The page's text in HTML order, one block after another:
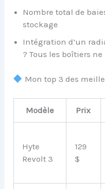
Nombre total de
stockage
Intégration d’un
? Tous les boîtiers
Mon top 3 des
Modèle Prix
Hyte
Revolt 3
129
$